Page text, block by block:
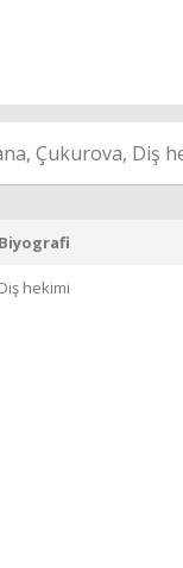
Çukurova, Diş
Biyografi
Diş hekimi